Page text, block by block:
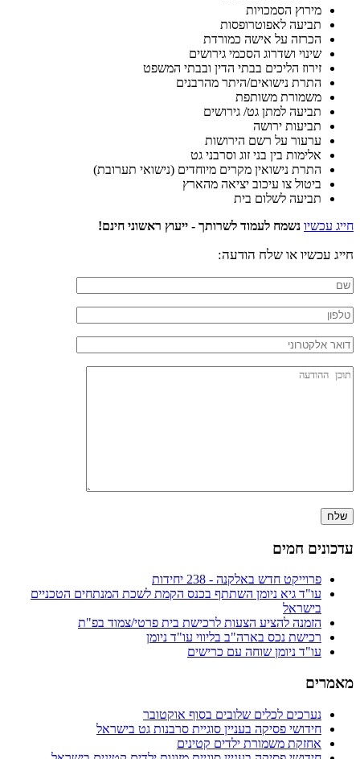
מירוץ הסמכויות
תביעה לאפוטרופסות
הכרזה על אישה כמורדת
שינוי ושדרוג הסכמי גירושים
זירוז הליכים בבתי הדין ובבתי המשפט
התרת נישואים/היתר מהרבנים
משמורת משותפת
תביעה למתן גט/ גירושים
תביעות ירושה
ערעור על רשם הירושות
אלימות בין בני זוג וסרבני גט
התרת נישואין מקרים מיוחדים (נישואי תערובת)
ביטול צו עיכוב יציאה מהארץ
תביעה לשלום בית
חייג עכשיו נשמח לעמוד לשרותך - ייעוץ ראשוני חינם!
חייג עכשיו או שלח הודעה:
עדכונים חמים
פרוייקט חדש באלקנה - 238 יחידות
עו"ד גיא ניומן השתתף בכנס הקמת לשכת המנתחים הטכניים
בישראל
הזמנה להציע הצעות לרכישת בית פרטי/צמוד בפ"ת
רכישת נכס בארה"ב בליווי עו"ד ניומן
עו"ד ניומן שוחה עם כרישים
מאמרים
נערכים לכלים שלובים בסוף אוקטובר
חידושי פסיקה בעניין סוגיית סרבנות גט בישראל
אחזקת משמורת ילדים קטינים